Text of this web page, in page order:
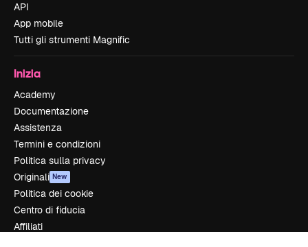
API
App mobile
Tutti gli strumenti Magnific
Inizia
Academy
Documentazione
Assistenza
Termini e condizioni
Politica sulla privacy
Originali New
Politica dei cookie
Centro di fiducia
Affiliati